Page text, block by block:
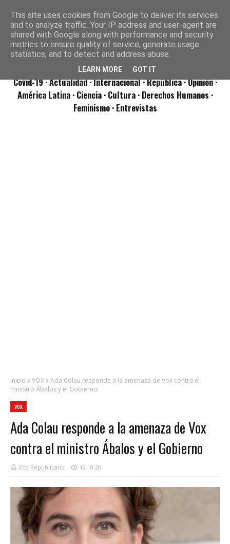
Covid-19· Actualidad· Internacional· República· Opinión·
América Latina · Ciencia · Cultura · Derechos Humanos ·
Feminismo · Entrevistas
Inicio VOX
Ada Colau responde a la amenaza de Vox contra el
ministro Ábalos y el Gobierno
VOX
Ada Colau responde a la amenaza de Vox
contra el ministro Ábalos y el Gobierno
Eco Republicano 12.10.20
This site uses cookies from Google to deliver its services
and to analyze traffic. Your IP address and user-agent are
shared with Google along with performance and security
metrics to ensure quality of service, generate usage
statistics, and to detect and address abuse.
LEARN MORE GOT IT